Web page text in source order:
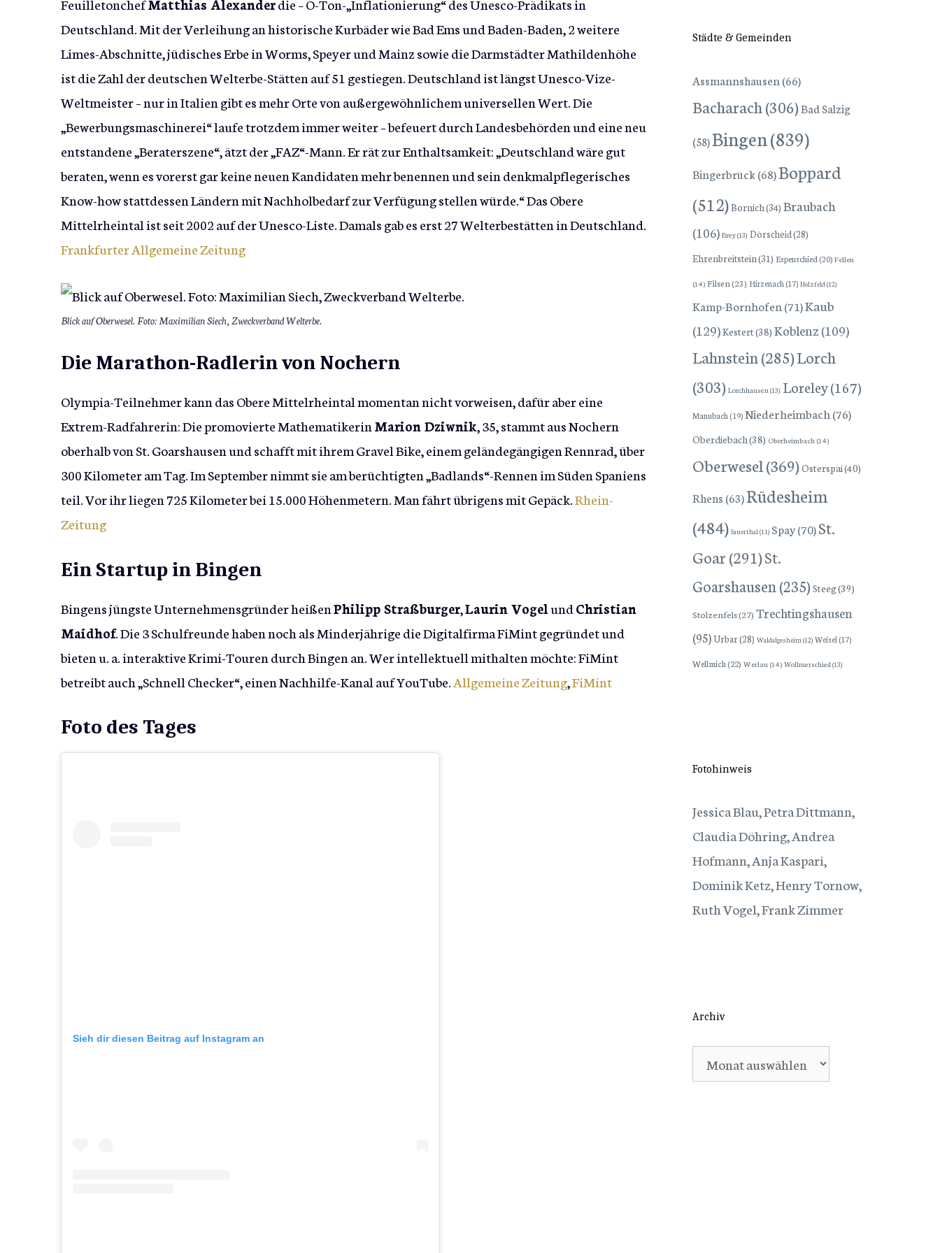
FeuilletonchefMatthias Alexanderdie – O-Ton-„Inflationierung“ des Unesco-Prädikats in
Deutschland. Mit der Verleihung an historische Kurbäder wie Bad Ems und Baden-Baden, 2 weitere
Limes-Abschnitte, jüdisches Erbe in Worms, Speyer und Mainz sowie die Darmstädter Mathildenhöhe
ist die Zahl der deutschen Welterbe-Stätten auf 51 gestiegen. Deutschland ist längst Unesco-Vize-
Weltmeister – nur in Italien gibt es mehr Orte von außergewöhnlichem universellen Wert. Die
„Bewerbungsmaschinerei“ laufe trotzdem immer weiter – befeuert durch Landesbehörden und eine neu
entstandene „Beraterszene“, ätzt der „FAZ“-Mann. Er rät zur Enthaltsamkeit: „Deutschland wäre gut
beraten, wenn es vorerst gar keine neuen Kandidaten mehr benennen und sein denkmalpflegerisches
Know-how stattdessen Ländern mit Nachholbedarf zur Verfügung stellen würde.“ Das Obere
Mittelrheintal ist seit 2002 auf der Unesco-Liste. Damals gab es erst 27 Welterbestätten in Deutschland.
Frankfurter Allgemeine Zeitung
Blick auf Oberwesel. Foto: Maximilian Siech, Zweckverband Welterbe.
Die Marathon-Radlerin von Nochern
Olympia-Teilnehmer kann das Obere Mittelrheintal momentan nicht vorweisen, dafür aber eine
Extrem-Radfahrerin: Die promovierte Mathematikerin Marion Dziwnik, 35, stammt aus Nochern
oberhalb von St. Goarshausen und schafft mit ihrem Gravel Bike, einem geländegängigen Rennrad, über
300 Kilometer am Tag. Im September nimmt sie am berüchtigten „Badlands“-Rennen im Süden Spaniens
teil. Vor ihr liegen 725 Kilometer bei 15.000 Höhenmetern. Man fährt übrigens mit Gepäck.Rhein-
Zeitung
Ein Startup in Bingen
Bingens jüngste Unternehmensgründer heißenPhilipp Straßburger,Laurin VogelundChristian
Maidhof. Die 3 Schulfreunde haben noch als Minderjährige die Digitalfirma FiMint gegründet und
bieten u. a. interaktive Krimi-Touren durch Bingen an. Wer intellektuell mithalten möchte: FiMint
betreibt auch „Schnell Checker“, einen Nachhilfe-Kanal auf YouTube.Allgemeine Zeitung,FiMint
Foto des Tages
Sieh dir diesen Beitrag auf Instagram an
Städte & Gemeinden
Assmannshausen (66)
Bacharach(306)Bad Salzig
(58)Bingen(839)
Bingerbrück(68)Boppard
(512)Bornich(34) Braubach
(106) Brey(13) Dörscheid(28)
Ehrenbreitstein(31) Espenschied (20) Fellen
(14) Filsen(23) Hirzenach (17) Holzfeld(12)
Kamp-Bornhofen (71)Kaub
(129)Kestert(38) Koblenz(109)
Lahnstein(285)Lorch
(303) Lorchhausen (13) Loreley(167)
Manubach (19) Niederheimbach (76)
Oberdiebach(38) Oberheimbach (14)
Oberwesel(369)Osterspai(40)
Rhens (63)Rüdesheim
(484) Sauerthal(11) Spay(70)St.
Goar(291)St.
Goarshausen (235) Steeg(39)
Stolzenfels(27) Trechtingshausen
(95)Urbar(28) Waldalgesheim(12) Weisel (17)
Wellmich (22) Werlau (14) Wollmerschied (13)
Fotohinweis
Jessica Blau, Petra Dittmann,
Claudia Döhring, Andrea
Hofmann, Anja Kaspari,
Dominik Ketz, Henry Tornow,
Ruth Vogel, Frank Zimmer
Archiv
Archiv